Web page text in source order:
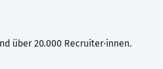
über 20.000 Recruiter·innen.